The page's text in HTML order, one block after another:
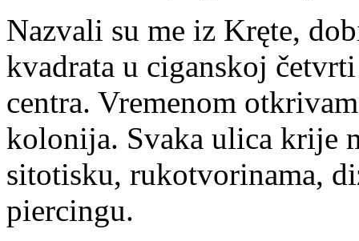
Nazvali su me iz Kręte,
kvadrata u ciganskoj
centra. Vremenom
kolonija. Svaka ulica krije
sitotisku, rukotvorinama,
piercingu.